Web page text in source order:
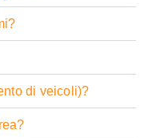
di veicoli)?